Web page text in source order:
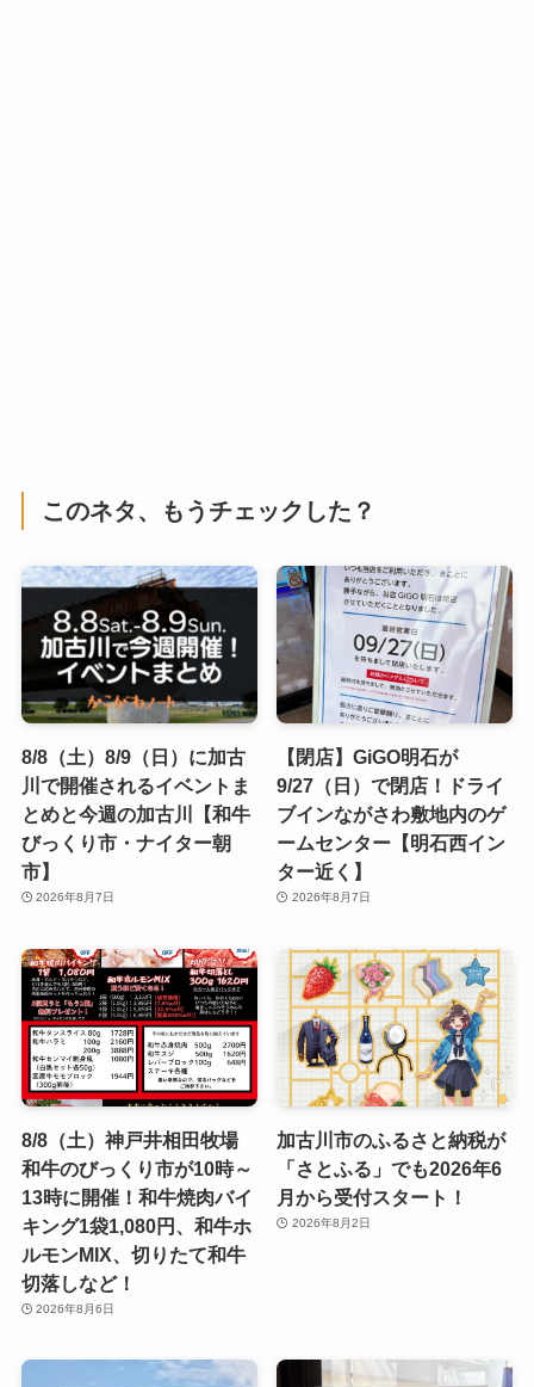
このネタ、もうチェックした？
8/8（土）8/9（日）に加古
川で開催されるイベントま
とめと今週の加古川【和牛
びっくり市・ナイター朝
市】
2026年8月7日
【閉店】GiGO明石が
9/27（日）で閉店！ドライ
ブインながさわ敷地内のゲ
ームセンター【明石西イン
ター近く】
2026年8月7日
8/8（土）神戸井相田牧場
和牛のびっくり市が10時～
13時に開催！和牛焼肉バイ
キング1袋1,080円、和牛ホ
ルモンMIX、切りたて和牛
切落しなど！
2026年8月6日
加古川市のふるさと納税が
「さとふる」でも2026年6
月から受付スタート！
2026年8月2日